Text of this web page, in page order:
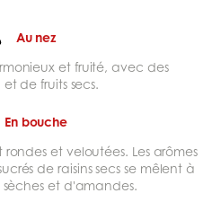
Au nez
et fruité, avec des
de fruits secs.
En bouche
rondes et veloutées. Les arômes
de raisins secs se mêlent à
sèches et d'amandes.